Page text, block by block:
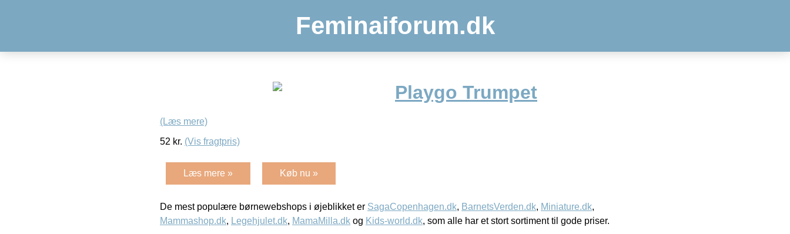
Feminaiforum.dk
Playgo Trumpet
(Læs mere)
52 kr. (Vis fragtpris)
Læs mere » Køb nu »
De mest populære børnewebshops i øjeblikket er SagaCopenhagen.dk, BarnetsVerden.dk, Miniature.dk,
Mammashop.dk, Legehjulet.dk, MamaMilla.dk og Kids-world.dk, som alle har et stort sortiment til gode priser.